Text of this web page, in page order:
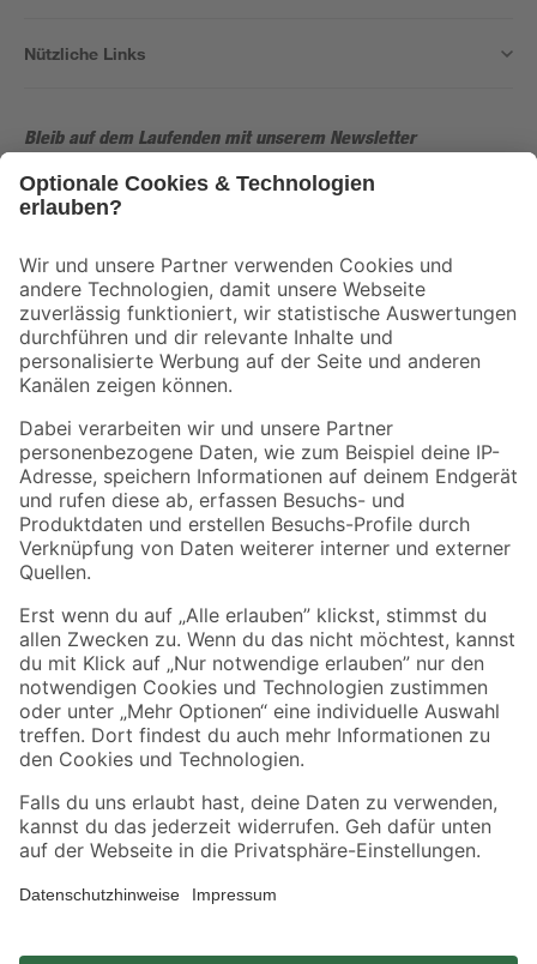
Nützliche Links
Bleib auf dem Laufenden mit unserem Newsletter
Der toom Newsletter: Keine Angebote und Aktionen mehr verpassen!
Folge uns
Zahlungsarten Versandarten
Sicher einkaufen
Jetzt die toom-App herunterladen
Alle Preisangaben in EUR inkl. gesetzl. MwSt.. Die dargestellten Angebote sind unter
Umständen nicht in allen Märkten verfügbar. Die angegebenen Verfügbarkeiten beziehen
sich auf den unter "Mein Markt" ausgewählten toom Baumarkt. Alle Angebote und
*Paketversand ab 59 € versandkostenfrei, gilt nicht für Artikel mit Speditionsversand, hier
fallen zusätzliche Versandkosten an.